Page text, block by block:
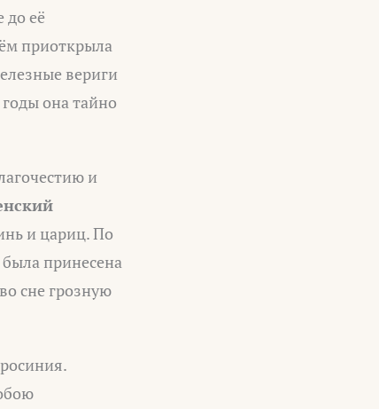
до её
приоткрыла
вериги
она тайно
и
и цариц. По
принесена
сне грозную